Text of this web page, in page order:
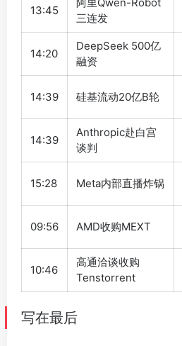
13:45
三连发
14:20
DeepSeek 500亿
融资
14:39 硅基流动20亿B轮
14:39
Anthropic赴白宫
谈判
15:28 Meta内部直播炸锅
09:56 AMD收购MEXT
10:46
高通洽谈收购
Tenstorrent
写在最后